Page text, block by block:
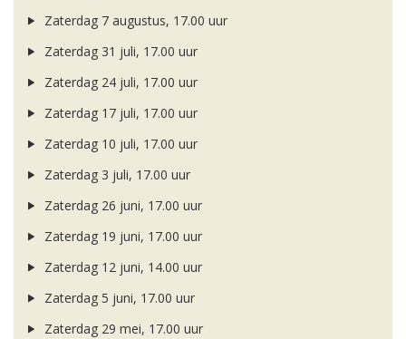
Zaterdag 7 augustus, 17.00 uur
Zaterdag 31 juli, 17.00 uur
Zaterdag 24 juli, 17.00 uur
Zaterdag 17 juli, 17.00 uur
Zaterdag 10 juli, 17.00 uur
Zaterdag 3 juli, 17.00 uur
Zaterdag 26 juni, 17.00 uur
Zaterdag 19 juni, 17.00 uur
Zaterdag 12 juni, 14.00 uur
Zaterdag 5 juni, 17.00 uur
Zaterdag 29 mei, 17.00 uur